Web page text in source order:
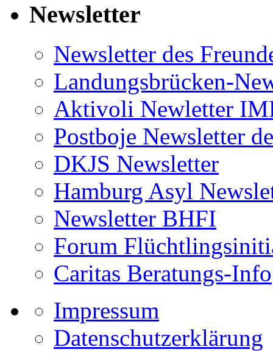
Newsletter
Newsletter des
Landungsbrücken-
Aktivoli Newletter
Postboje Newsletter
DKJS Newsletter
Hamburg Asyl
Newsletter BHFI
Forum
Caritas Beratungs-Info
Impressum
Datenschutzerklärung